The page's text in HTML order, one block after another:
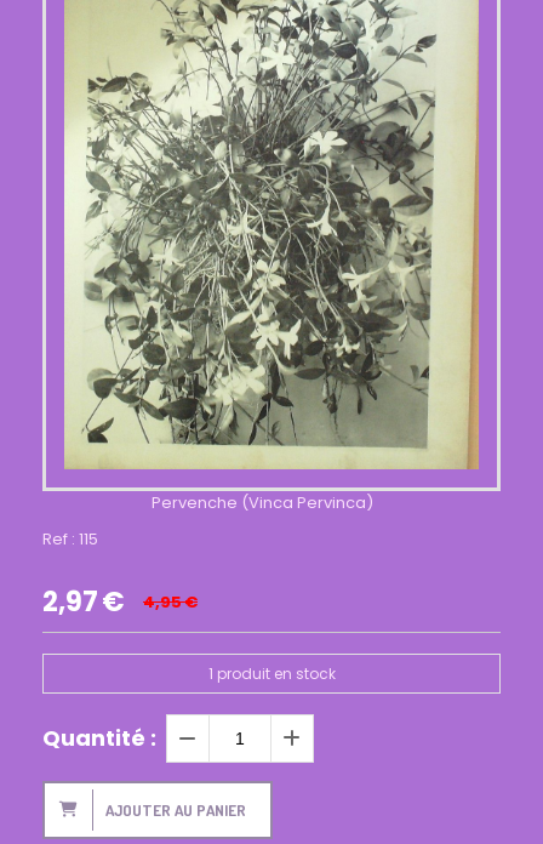
Pervenche (Vinca Pervinca)
Ref : 115
2,97€ 4,95€
1 produit en stock
Quantité :
AJOUTER AU PANIER